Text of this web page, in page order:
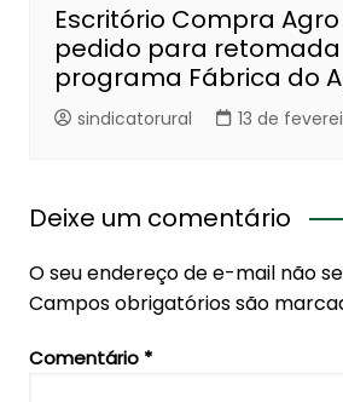
Escritório Compra
pedido para
programa Fábrica do
sindicatorural 13 de
Deixe um comentário
O seu endereço de e-mail não
Campos obrigatórios são
Comentário *